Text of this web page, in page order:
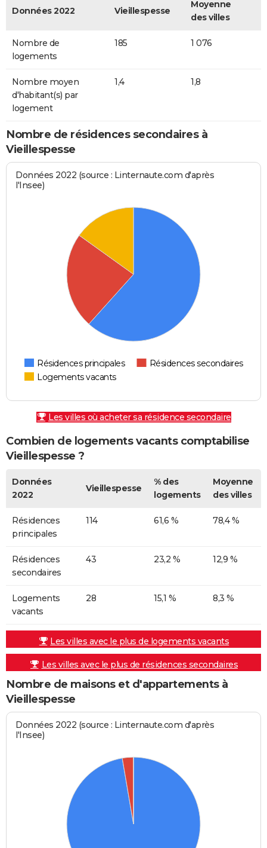
Données 2022 Vieillespesse
Moyenne
des villes
Nombre de
logements
185 1 076
Nombre moyen
d'habitant(s) par
logement
1,4 1,8
Nombre de résidences secondaires à
Vieillespesse
Données 2022 (source : Linternaute.com d'après
l'Insee)
Résidences principales
Résidences secondaires
Logements vacants
Les villes où acheter sa résidence secondaire
Combien de logements vacants comptabilise
Vieillespesse ?
Données
2022
Vieillespesse
% des
logements
Moyenne
des villes
Résidences
principales
114 61,6 % 78,4 %
Résidences
secondaires
43 23,2 % 12,9 %
Logements
vacants
28 15,1 % 8,3 %
Les villes avec le plus de logements vacants
Les villes avec le plus de résidences secondaires
Nombre de maisons et d'appartements à
Vieillespesse
Données 2022 (source : Linternaute.com d'après
l'Insee)